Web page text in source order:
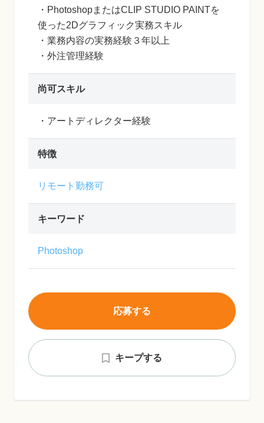
・PhotoshopまたはCLIP STUDIO PAINTを
使った2Dグラフィック実務スキル
・業務内容の実務経験３年以上
・外注管理経験
尚可スキル
・アートディレクター経験
特徴
リモート勤務可
キーワード
Photoshop
キープする
応募する